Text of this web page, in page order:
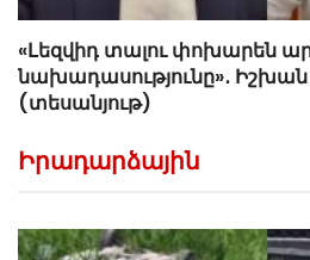
«Լեզվիդ տալու փոխարեն
նախադասությունը»․
(տեսանյութ)
Իրադարձային